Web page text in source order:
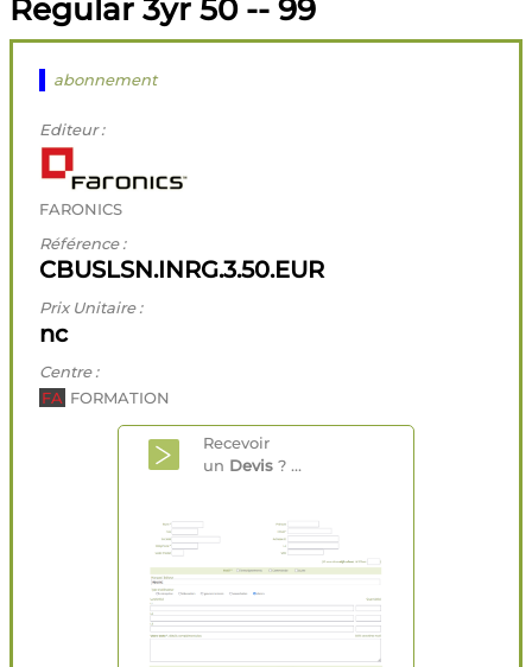
Regular 3yr 50 -- 99
abonnement
Editeur :
FARONICS
Référence :
CBUSLSN.INRG.3.50.EUR
Prix Unitaire :
nc
Centre :
FA FORMATION
Recevoir
un Devis ? ...